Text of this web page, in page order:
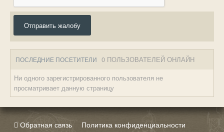
Отправить жалобу
ПОСЛЕДНИЕ ПОСЕТИТЕЛИ 0 ПОЛЬЗОВАТЕЛЕЙ ОНЛАЙН
Ни одного зарегистрированного пользователя не
просматривает данную страницу
Обратная связь Политика конфиденциальности